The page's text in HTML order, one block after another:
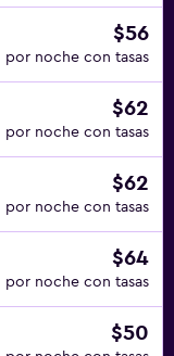
$56
por noche con tasas
$62
por noche con tasas
$62
por noche con tasas
$64
por noche con tasas
$50